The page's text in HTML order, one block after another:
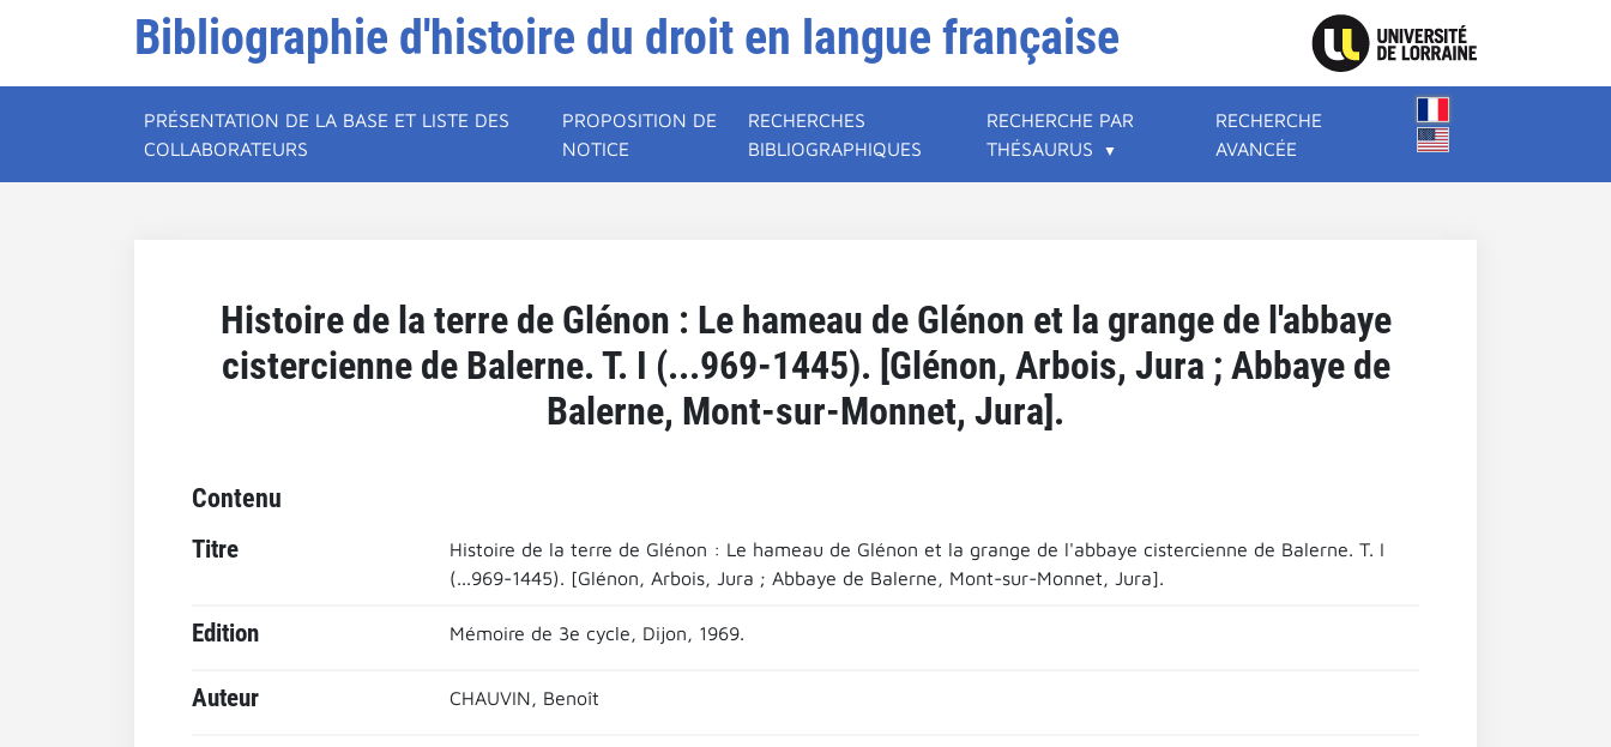
Bibliographie d'histoire du droit en langue française
PRÉSENTATION DE LA BASE ET LISTE DES
COLLABORATEURS
PROPOSITION DE
NOTICE
RECHERCHES
BIBLIOGRAPHIQUES
RECHERCHE PAR
THÉSAURUS
RECHERCHE
AVANCÉE
Histoire de la terre de Glénon : Le hameau de Glénon et la grange de l'abbaye
cistercienne de Balerne. T. I (...969-1445). [Glénon, Arbois, Jura ; Abbaye de
Balerne, Mont-sur-Monnet, Jura].
Contenu
Titre
Histoire de la terre de Glénon : Le hameau de Glénon et la grange de l'abbaye cistercienne de Balerne. T. I
(...969-1445). [Glénon, Arbois, Jura ; Abbaye de Balerne, Mont-sur-Monnet, Jura].
Edition Mémoire de 3e cycle, Dijon, 1969.
Auteur CHAUVIN, Benoît